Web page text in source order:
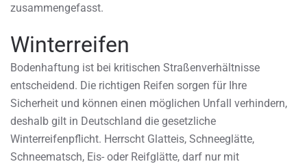
zusammengefasst.
Winterreifen
Bodenhaftung ist bei kritischen Straßenverhältnisse
entscheidend. Die richtigen Reifen sorgen für Ihre
Sicherheit und können einen möglichen Unfall verhindern,
deshalb gilt in Deutschland die gesetzliche
Winterreifenpflicht. Herrscht Glatteis, Schneeglätte,
Schneematsch, Eis- oder Reifglätte, darf nur mit